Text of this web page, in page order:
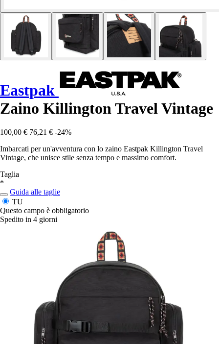
Eastpak
Zaino Killington Travel Vintage
100,00 € 76,21 € -24%
Imbarcati per un'avventura con lo zaino Eastpak Killington Travel
Vintage, che unisce stile senza tempo e massimo comfort.
Taglia
*
Guida alle taglie
TU
Questo campo è obbligatorio
Spedito in 4 giorni